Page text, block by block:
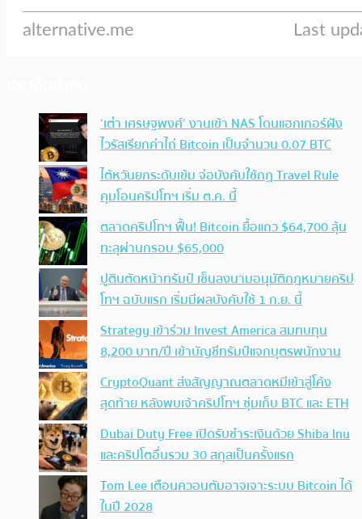
‘เต๋า เศรษฐพงศ์’ งานเข้า NAS โดนแฮกเกอร์ฝัง
ไวรัสเรียกค่าไถ่ Bitcoin เป็นจำนวน 0.07 BTC
ไต้หวันยกระดับเข้ม จ่อบังคับใช้กฏ Travel Rule
คุมโอนคริปโทฯ เริ่ม ต.ค. นี้
ตลาดคริปโทฯ ฟื้น! Bitcoin ยื้อแถว $64,700 ลุ้น
ทะลุผ่านกรอบ $65,000
ปูตินตัดหน้าทรัมป์ เซ็นลงนามอนุมัติกฎหมายคริป
โทฯ ฉบับแรก เริ่มมีผลบังคับใช้ 1 ก.ย. นี้
Strategy เข้าร่วม Invest America สมทบทุน
8,200 บาท/ปี เข้าบัญชีทรัมป์แจกบุตรพนักงาน
CryptoQuant ส่งสัญญาณตลาดหมีเข้าสู่โค้ง
สุดท้าย หลังพบเจ้าคริปโทฯ ซุ่มเก็บ BTC และ ETH
Dubai Duty Free เปิดรับชำระเงินด้วย Shiba Inu
และคริปโตอื่นรวม 30 สกุลเป็นครั้งแรก
Tom Lee เตือนควอนตัมอาจเจาะระบบ Bitcoin ได้
ในปี 2028